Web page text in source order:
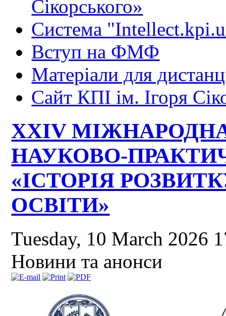
Сікорського»
Система
Вступ на ФМФ
Матеріали для
Сайт КПІ ім. Ігоря
XXIV
НАУКОВО-
«ІСТОРІЯ
ОСВІТИ»
Tuesday, 10 March 2026
Новини та анонси